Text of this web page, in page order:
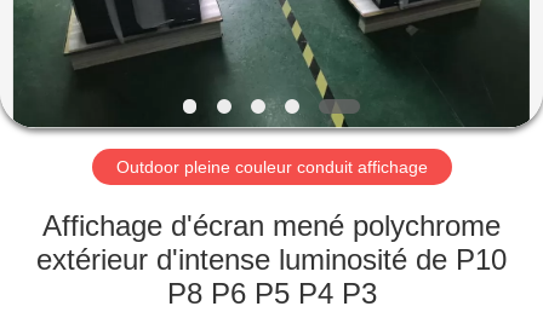
AU
SUJET
DE
NOUS
VISITE
D'USINE
Outdoor pleine couleur conduit affichage
Affichage d'écran mené polychrome
extérieur d'intense luminosité de P10
P8 P6 P5 P4 P3